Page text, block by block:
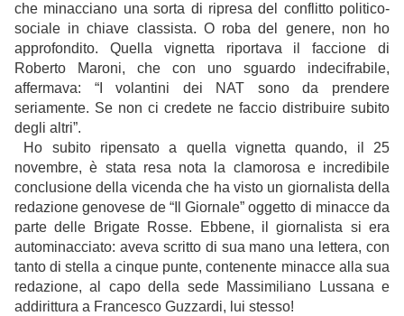
che minacciano una sorta di ripresa del conflitto politico-
sociale in chiave classista. O roba del genere, non ho
approfondito. Quella vignetta riportava il faccione di
Roberto Maroni, che con uno sguardo indecifrabile,
affermava: “I volantini dei NAT sono da prendere
seriamente. Se non ci credete ne faccio distribuire subito
degli altri”.
Ho subito ripensato a quella vignetta quando, il 25
novembre, è stata resa nota la clamorosa e incredibile
conclusione della vicenda che ha visto un giornalista della
redazione genovese de “Il Giornale” oggetto di minacce da
parte delle Brigate Rosse. Ebbene, il giornalista si era
autominacciato: aveva scritto di sua mano una lettera, con
tanto di stella a cinque punte, contenente minacce alla sua
redazione, al capo della sede Massimiliano Lussana e
addirittura a Francesco Guzzardi, lui stesso!